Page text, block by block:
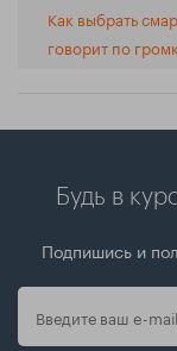
Как выбрать
говорит по
Будь в
Подпишись и